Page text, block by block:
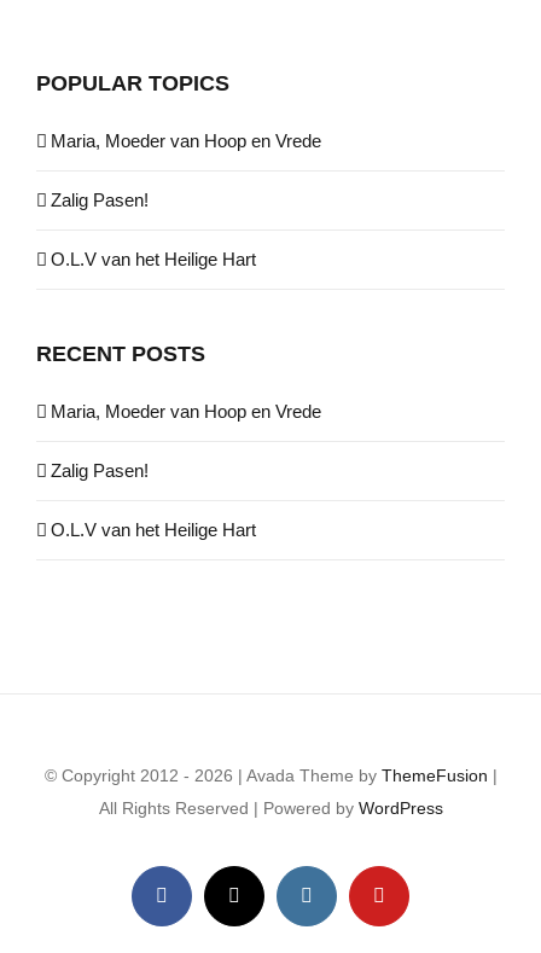
POPULAR TOPICS
Maria, Moeder van Hoop en Vrede
Zalig Pasen!
O.L.V van het Heilige Hart
RECENT POSTS
Maria, Moeder van Hoop en Vrede
Zalig Pasen!
O.L.V van het Heilige Hart
© Copyright 2012 - 2026 | Avada Theme by ThemeFusion |
All Rights Reserved | Powered by WordPress